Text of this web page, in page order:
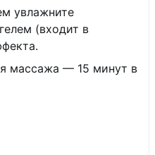
увлажните
(входит в
массажа — 15 минут в